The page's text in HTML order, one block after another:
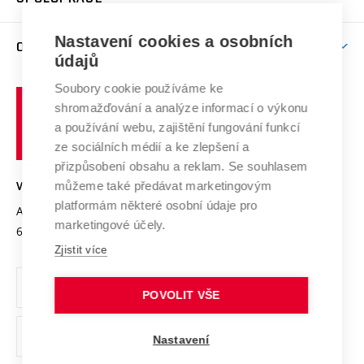
Brno
E-přihláška
Závěrečné práce
Doktorské studium
Studium bez bariér
Podpora podnikání
Mezinárodní vědecká rada
Systém zajišťování kvality výzkumu
Výzkumné infrastruktury
Transfer znalostí
Open Science
Projekty
Projekty ze strukturálních fondů
Specifický výzkum
Zahraniční spolupráce
Spolupráce se školami
Služby univerzity
Mezinárodní dohody
Univerzitní sítě
O UNIVERZITĚ
Profil univerzity
Udržitelná univerzita
Podnikavá univerzita / ContriBUTe
Bezpečná univerzita
Vyznamenání
Organizační struktura
Ochrana osobních údajů
odkaz)
učení
technické
VYSOKÉ UČENÍ TECHNICKÉ V BRNĚ
Antonínská 548/1
602 00 Brno
www.vut.cz
vut@vutbr.cz
Nastavení cookies a osobních
údajů
Soubory cookie používáme ke
shromažďování a analýze informací o výkonu
a používání webu, zajištění fungování funkcí
ze sociálních médií a ke zlepšení a
přizpůsobení obsahu a reklam. Se souhlasem
můžeme také předávat marketingovým
platformám některé osobní údaje pro
marketingové účely.
Zjistit více
POVOLIT VŠE
Nastavení